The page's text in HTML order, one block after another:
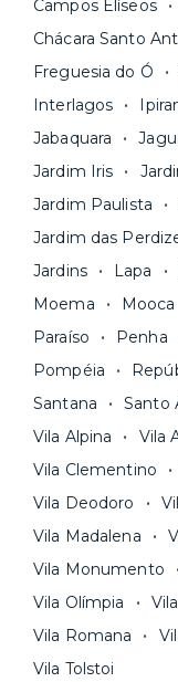
Os moradores
pagar todas
aluguel, em
praticidade?
inclusos e
nossa equipe
Seja uma mala
só levar as
pode comparar
ideal para o
A melhor
contrato na
Simples,
Campos Elíseos
Chácara Santo
Freguesia do Ó
Interlagos
Jabaquara
Jardim Iris
Jardim Paulista
Jardim das
Jardins
Lapa
Moema
Mooca
Paraíso
Penha
Pompéia
Santana
Santo
Vila Alpina
Vila
Vila Clementino
Vila Deodoro
Vila Madalena
Vila Monumento
Vila Olímpia
Vila Romana
Vila Tolstoi